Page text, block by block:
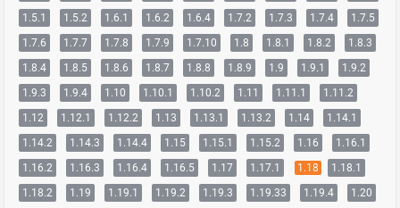
1.5.1
1.5.2 1.6.1 1.6.2 1.6.4 1.7.2 1.7.3 1.7.4
1.7.5
1.7.6
1.7.7 1.7.8 1.7.9 1.7.10 1.8 1.8.1 1.8.2
1.8.3
1.8.4
1.8.5 1.8.6 1.8.7 1.8.8 1.8.9 1.9 1.9.1
1.9.2
1.9.3
1.9.4 1.10 1.10.1 1.10.2 1.11 1.11.1
1.11.2
1.12
1.12.1 1.12.2 1.13 1.13.1 1.13.2 1.14
1.14.1
1.14.2
1.14.3 1.14.4 1.15 1.15.1 1.15.2 1.16
1.16.1
1.16.2
1.16.3 1.16.4 1.16.5 1.17 1.17.1 1.18
1.18.1
1.18.2
1.19 1.19.1 1.19.2 1.19.3 1.19.33 1.19.4
1.20